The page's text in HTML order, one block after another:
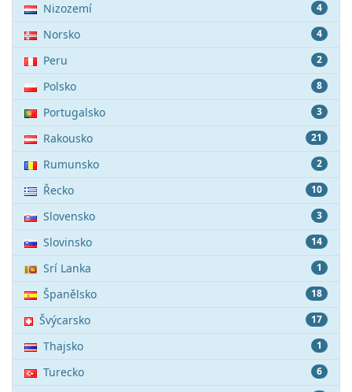
4
Nizozemí
4
Norsko
2
Peru
8
Polsko
3
Portugalsko
21
Rakousko
2
Rumunsko
10
Řecko
3
Slovensko
14
Slovinsko
1
Srí Lanka
18
Španělsko
17
Švýcarsko
1
Thajsko
6
Turecko